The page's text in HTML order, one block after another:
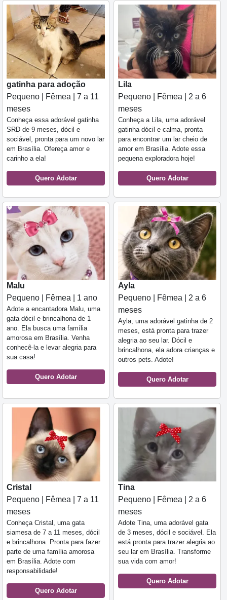
gatinha para adoção
Pequeno | Fêmea | 7 a 11
meses
Conheça essa adorável gatinha
SRD de 9 meses, dócil e
sociável, pronta para um novo lar
em Brasília. Ofereça amor e
carinho a ela!
Quero Adotar
Lila
Pequeno | Fêmea | 2 a 6
meses
Conheça a Lila, uma adorável
gatinha dócil e calma, pronta
para encontrar um lar cheio de
amor em Brasília. Adote essa
pequena exploradora hoje!
Quero Adotar
Malu
Pequeno | Fêmea | 1 ano
Adote a encantadora Malu, uma
gata dócil e brincalhona de 1
ano. Ela busca uma família
amorosa em Brasília. Venha
conhecê-la e levar alegria para
sua casa!
Quero Adotar
Ayla
Pequeno | Fêmea | 2 a 6
meses
Ayla, uma adorável gatinha de 2
meses, está pronta para trazer
alegria ao seu lar. Dócil e
brincalhona, ela adora crianças e
outros pets. Adote!
Quero Adotar
Cristal
Pequeno | Fêmea | 7 a 11
meses
Conheça Cristal, uma gata
siamesa de 7 a 11 meses, dócil
e brincalhona. Pronta para fazer
parte de uma família amorosa
em Brasília. Adote com
responsabilidade!
Quero Adotar
Tina
Pequeno | Fêmea | 2 a 6
meses
Adote Tina, uma adorável gata
de 3 meses, dócil e sociável. Ela
está pronta para trazer alegria ao
seu lar em Brasília. Transforme
sua vida com amor!
Quero Adotar